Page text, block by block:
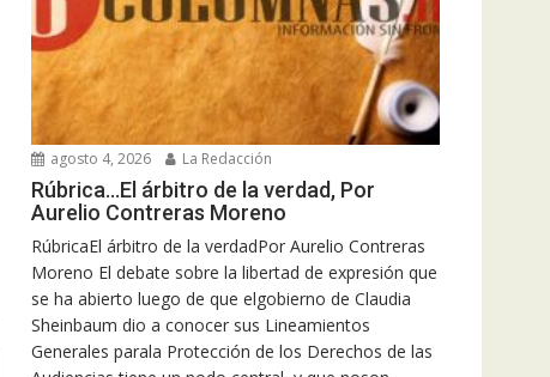
agosto 4, 2026 La Redacción
Rúbrica…El árbitro de la verdad, Por
Aurelio Contreras Moreno
RúbricaEl árbitro de la verdadPor Aurelio Contreras
Moreno El debate sobre la libertad de expresión que
se ha abierto luego de que elgobierno de Claudia
Sheinbaum dio a conocer sus Lineamientos
Generales parala Protección de los Derechos de las